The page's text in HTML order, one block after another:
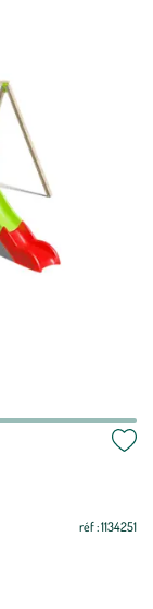
réf : 1134251